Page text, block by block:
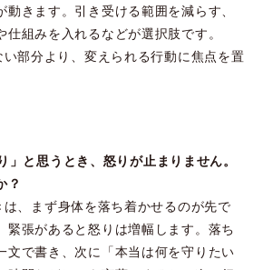
動きます。引き受ける範囲を減らす、
組みを入れるなどが選択肢です。
部分より、変えられる行動に焦点を置
と思うとき、怒りが止まりません。
？
、まず身体を落ち着かせるのが先で
緊張があると怒りは増幅します。落ち
文で書き、次に「本当は何を守りたい